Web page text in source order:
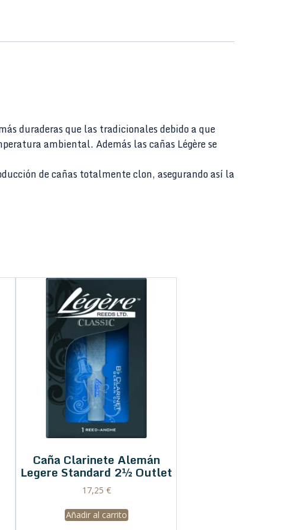
duraderas que las tradicionales debido a que
ambiental. Además las cañas Légère se
de cañas totalmente clon, asegurando así la
Caña Clarinete Alemán
Legere Standard 2½ Outlet
17,25 €
Añadir al carrito